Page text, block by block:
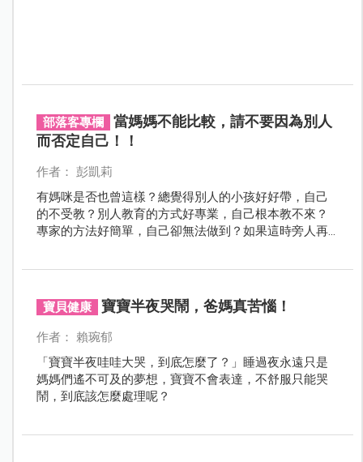
部落客專欄
當媽媽不能比較，請不要因為別人
而否定自己！！
作者： 彭凱莉
有媽咪是否也曾這樣？總覺得別人的小孩好好帶，自己
的不受教？別人教育的方式好專業，自己根本教不來？
專家的方法好簡單，自己卻無法做到？如果這時旁人再
寶貝健康
寶寶半夜哭鬧，爸媽真苦惱！
作者： 賴琬郁
「寶寶半夜哇哇大哭，到底怎麼了？」睡過夜永遠只是
媽媽們遙不可及的夢想，寶寶不會表達，不舒服只能哭
鬧，到底該怎麼處理呢？